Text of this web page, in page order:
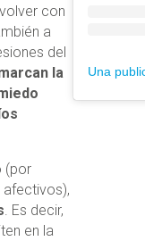
con
a
del
la
(por
afectivos),
. Es decir,
en la